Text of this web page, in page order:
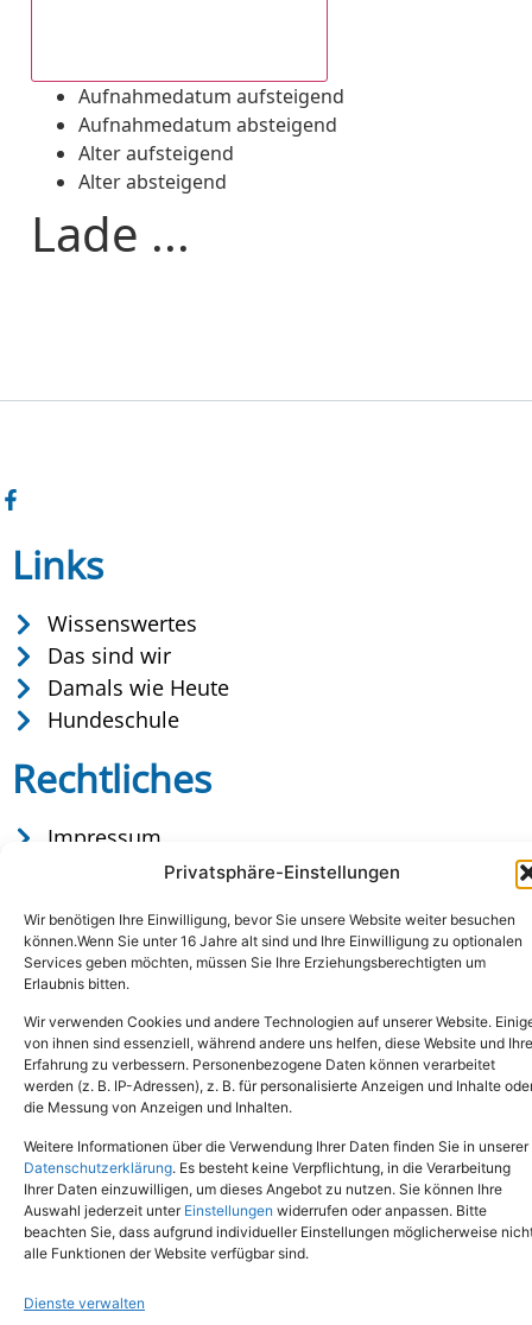
Privatsphäre-Einstellungen
Wir benötigen Ihre Einwilligung, bevor Sie unsere Website weiter besuchen
können.Wenn Sie unter 16 Jahre alt sind und Ihre Einwilligung zu optionalen
Services geben möchten, müssen Sie Ihre Erziehungsberechtigten um
Erlaubnis bitten.
Wir verwenden Cookies und andere Technologien auf unserer Website.
von ihnen sind essenziell, während andere uns helfen, diese Website und Ihre
Erfahrung zu verbessern. Personenbezogene Daten können verarbeitet
werden (z. B. IP-Adressen), z. B. für personalisierte Anzeigen und Inhalte
die Messung von Anzeigen und Inhalten.
Weitere Informationen über die Verwendung Ihrer Daten finden Sie in unserer
Datenschutzerklärung. Es besteht keine Verpflichtung, in die Verarbeitung
Ihrer Daten einzuwilligen, um dieses Angebot zu nutzen. Sie können Ihre
Auswahl jederzeit unter Einstellungen widerrufen oder anpassen. Bitte
beachten Sie, dass aufgrund individueller Einstellungen möglicherweise
alle Funktionen der Website verfügbar sind.
Dienste verwalten
Aufnahmedatum aufsteigend
Aufnahmedatum absteigend
Alter aufsteigend
Alter absteigend
Lade ...
Links
Wissenswertes
Das sind wir
Damals wie Heute
Hundeschule
Rechtliches
Impressum
Datenschutz
Copyright © 2024. Alle Rechte vorbehalten.
Tel.: (02651) - 77438info@tierheim-mayen.de
In der Pluns 1, 56727 Mayen